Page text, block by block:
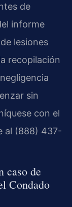
de
informe
lesiones
recopilación
sin
con el
al (888) 437-
caso de
Condado